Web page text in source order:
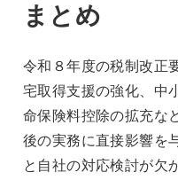
まとめ
令和８年度の税制改正
宅取得支援の強化、中
命保険料控除の拡充な
後の実務に直接影響を
と自社の対応検討が欠